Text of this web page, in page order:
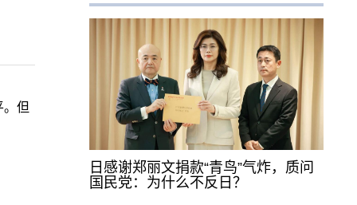
。但
日感谢郑丽文捐款“青鸟”气炸，质问
国民党：为什么不反日？